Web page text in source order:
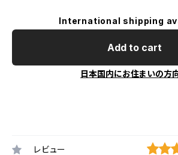
International shipping
Add to cart
日本国内にお住まいの方
レビュー